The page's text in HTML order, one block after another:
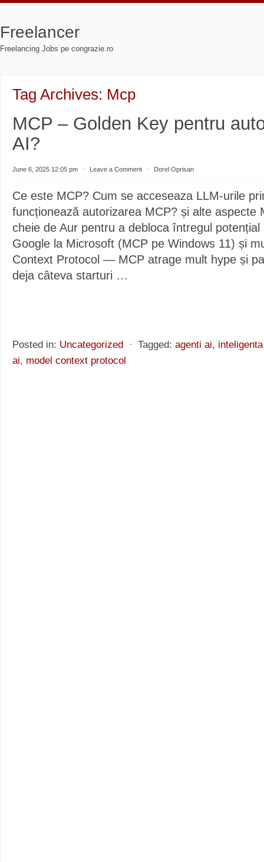
Freelancer
Freelancing Jobs pe congrazie.ro
Tag Archives: Mcp
MCP – Golden Key pentru
AI?
June 6, 2025 12:05 pm ⋅ Leave a Comment ⋅ Dorel Oprisan
Ce este MCP? Cum se acceseaza LLM-urile
funcționează autorizarea MCP? și alte aspecte
cheie de Aur pentru a debloca întregul
Google la Microsoft (MCP pe Windows 11) și
Context Protocol — MCP atrage mult hype și
deja câteva starturi …
Posted in: Uncategorized ⋅ Tagged: agenti ai,
ai, model context protocol